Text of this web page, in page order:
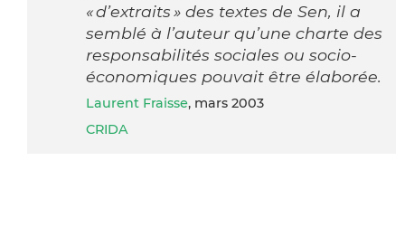
« d’extraits » des textes de Sen, il a
semblé à l’auteur qu’une charte des
responsabilités sociales ou socio-
économiques pouvait être élaborée.
Laurent Fraisse, mars 2003
CRIDA